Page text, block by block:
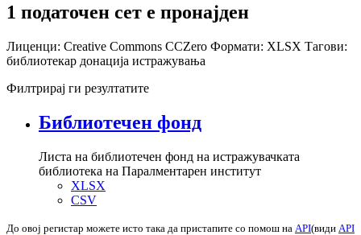
1 податочен сет е пронајден
Лиценци: Creative Commons CCZero Формати: XLSX Тагови:
библиотекар донација истражувања
Филтрирај ги резултатите
Библиотечен фонд
Листа на библиотечен фонд на истражувачката
библиотека на Паралментарен институт
XLSX
CSV
До овој регистар можете исто така да пристапите со помош на API(види API